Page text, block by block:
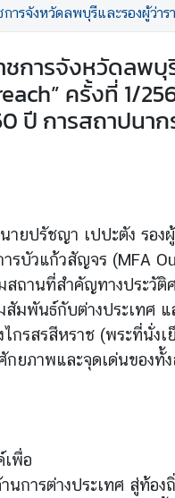
ร “MFA Outreach” ครั้งที่ 1/2568 ภายใต้หัวข้อ “การย้อนรอยปร
การจังหวัดลพบุ
ครั้งที่ 1/
ปี การสถาปนาก
รัชญา เปปะตัง รองผู้
ารบัวแก้วสัญจร (MFA
สถานที่สำคัญทางประวั
สัมพันธ์กับต่างประเทศ
รสรสีหราช (พระที่นั่ง
ภาพและจุดเด่นของทั้
เพื่อ
นการต่างประเทศ สู่ท้